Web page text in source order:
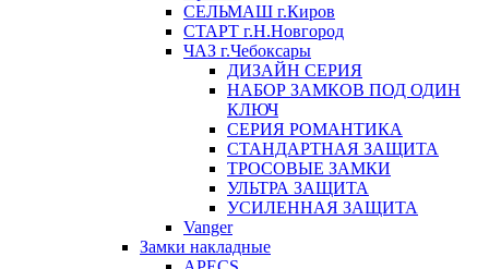
СЕЛЬМАШ г.Киров
СТАРТ г.Н.Новгород
ЧАЗ г.Чебоксары
ДИЗАЙН СЕРИЯ
НАБОР ЗАМКОВ ПОД ОДИН
КЛЮЧ
СЕРИЯ РОМАНТИКА
СТАНДАРТНАЯ ЗАЩИТА
ТРОСОВЫЕ ЗАМКИ
УЛЬТРА ЗАЩИТА
УСИЛЕННАЯ ЗАЩИТА
Vanger
Замки накладные